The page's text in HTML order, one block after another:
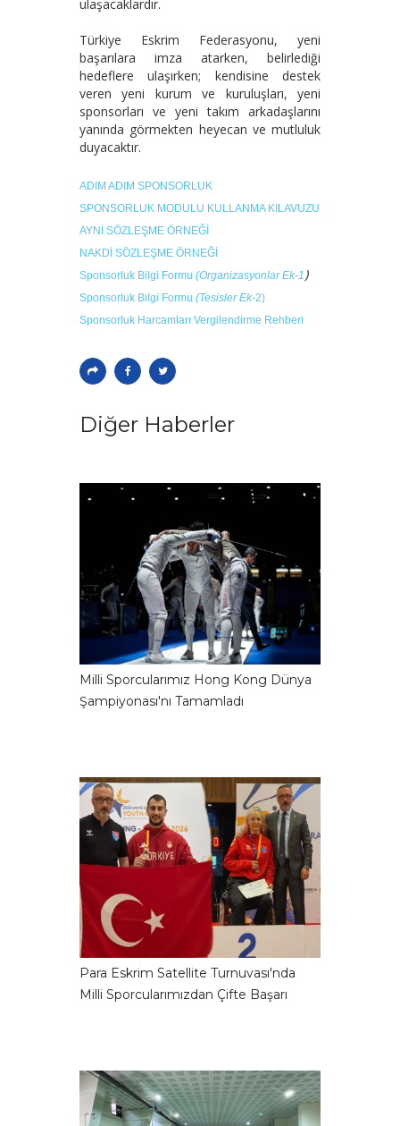
ulaşacaklardır.
Türkiye Eskrim Federasyonu, yeni
başarılara imza atarken, belirlediği
hedeflere ulaşırken; kendisine destek
veren yeni kurum ve kuruluşları, yeni
sponsorları ve yeni takım arkadaşlarını
yanında görmekten heyecan ve mutluluk
duyacaktır.
ADIM ADIM SPONSORLUK
SPONSORLUK MODULU KULLANMA KILAVUZU
AYNİ SÖZLEŞME ÖRNEĞİ
NAKDİ SÖZLEŞME ÖRNEĞİ
Sponsorluk Bilgi Formu (Organizasyonlar Ek-1)
Sponsorluk Bilgi Formu (Tesisler Ek-2)
Sponsorluk Harcamları Vergilendirme Rehberi
Diğer Haberler
Milli Sporcularımız Hong Kong Dünya
Şampiyonası'nı Tamamladı
Para Eskrim Satellite Turnuvası'nda
Milli Sporcularımızdan Çifte Başarı